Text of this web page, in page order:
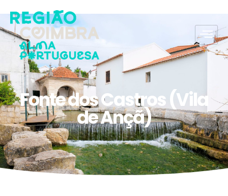
Fonte dos Castros (Vila
de Ançã)